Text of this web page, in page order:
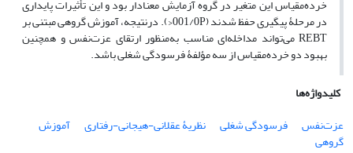
خرده‌مقیاس این متغیر در گروه آزمایش معنادار بود و این تأثیرات پایداری
در مرحلۀ پیگیری حفظ شدند (001/0P<). درنتیجه، آموزش گروهی مبتنی بر
REBT می‌تواند مداخله‌ای مناسب به‌منظور ارتقای عزت‌نفس و همچنین
بهبود دو خرده‌مقیاس از سه مؤلفۀ فرسودگی شغلی باشد.
کلیدواژه‌ها
عزت‌نفس
فرسودگی شغلی نظریۀ عقلانی-هیجانی-رفتاری آموزش
گروهی